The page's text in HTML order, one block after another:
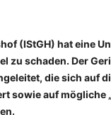
(IStGH) hat eine
zu schaden. Der
die sich auf
sowie auf mögliche